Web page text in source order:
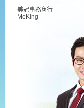
美冠事務商行
MeKing